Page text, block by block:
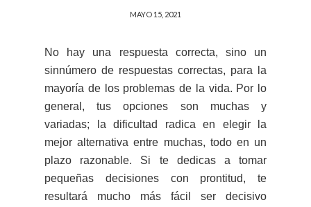
MAYO 15, 2021
No hay una respuesta correcta, sino un
sinnúmero de respuestas correctas, para la
mayoría de los problemas de la vida. Por lo
general, tus opciones son muchas y
variadas; la dificultad radica en elegir la
mejor alternativa entre muchas, todo en un
plazo razonable. Si te dedicas a tomar
pequeñas decisiones con prontitud, te
resultará mucho más fácil ser decisivo